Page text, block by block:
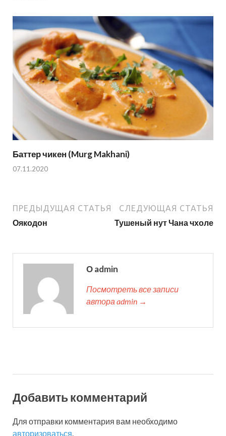
Баттер чикен (Murg Makhani)
07.11.2020
ПРЕДЫДУЩАЯ СТАТЬЯ
Оякодон
СЛЕДУЮЩАЯ СТАТЬЯ
Тушеный нут Чана чхоле
О admin
Посмотреть все записи
автора admin →
Добавить комментарий
Для отправки комментария вам необходимо
авторизоваться.